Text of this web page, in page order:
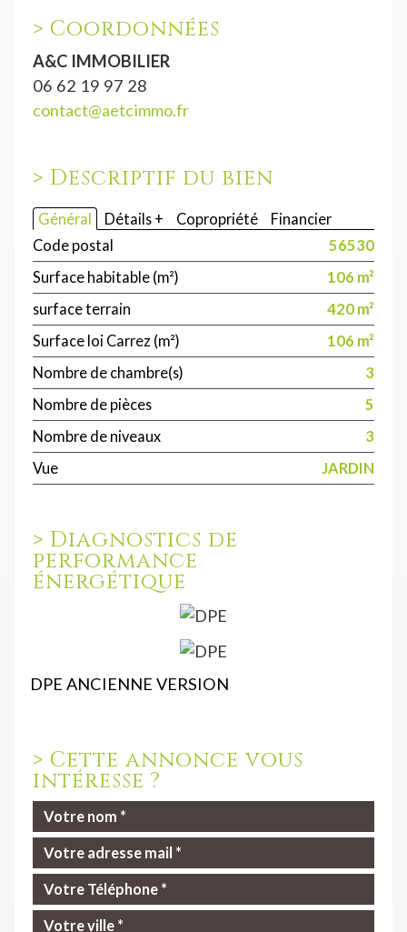
> Coordonnées
A&C IMMOBILIER
06 62 19 97 28
contact@aetcimmo.fr
> Descriptif du bien
Général Détails + Copropriété
Financier
Code postal
56530
Surface habitable (m²)
106 m²
surface terrain
420 m²
Surface loi Carrez (m²)
106 m²
Nombre de chambre(s)
3
Nombre de pièces
5
Nombre de niveaux
3
Vue
JARDIN
> Diagnostics de
performance
énergétique
DPE ANCIENNE VERSION
> Cette annonce vous
intéresse ?